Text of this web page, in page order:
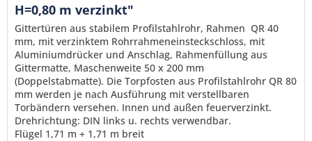
H=0,80 m verzinkt"
Gittertüren aus stabilem Profilstahlrohr, Rahmen QR 40
mm, mit verzinktem Rohrrahmeneinsteckschloss, mit
Aluminiumdrücker und Anschlag, Rahmenfüllung aus
Gittermatte, Maschenweite 50 x 200 mm
(Doppelstabmatte). Die Torpfosten aus Profilstahlrohr QR 80
mm werden je nach Ausführung mit verstellbaren
Torbändern versehen. Innen und außen feuerverzinkt.
Drehrichtung: DIN links u. rechts verwendbar.
Flügel 1,71 m + 1,71 m breit